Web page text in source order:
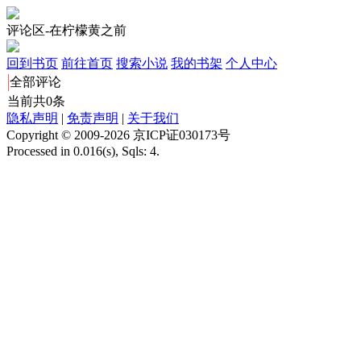
评论区-在柠檬黄之前
回到书页 前往首页 搜索小说 我的书架 个人中心
全部评论
当前共0条
隐私声明 | 免责声明 | 关于我们
Copyright © 2009-2026 京ICP证030173号
Processed in 0.016(s), Sqls: 4.